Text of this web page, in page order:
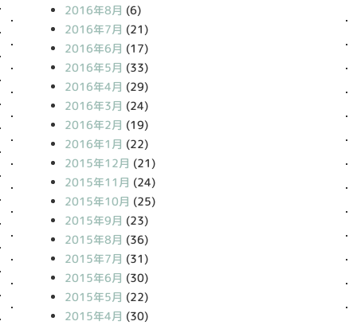
2016年8月 (6)
2016年7月 (21)
2016年6月 (17)
2016年5月 (33)
2016年4月 (29)
2016年3月 (24)
2016年2月 (19)
2016年1月 (22)
2015年12月 (21)
2015年11月 (24)
2015年10月 (25)
2015年9月 (23)
2015年8月 (36)
2015年7月 (31)
2015年6月 (30)
2015年5月 (22)
2015年4月 (30)